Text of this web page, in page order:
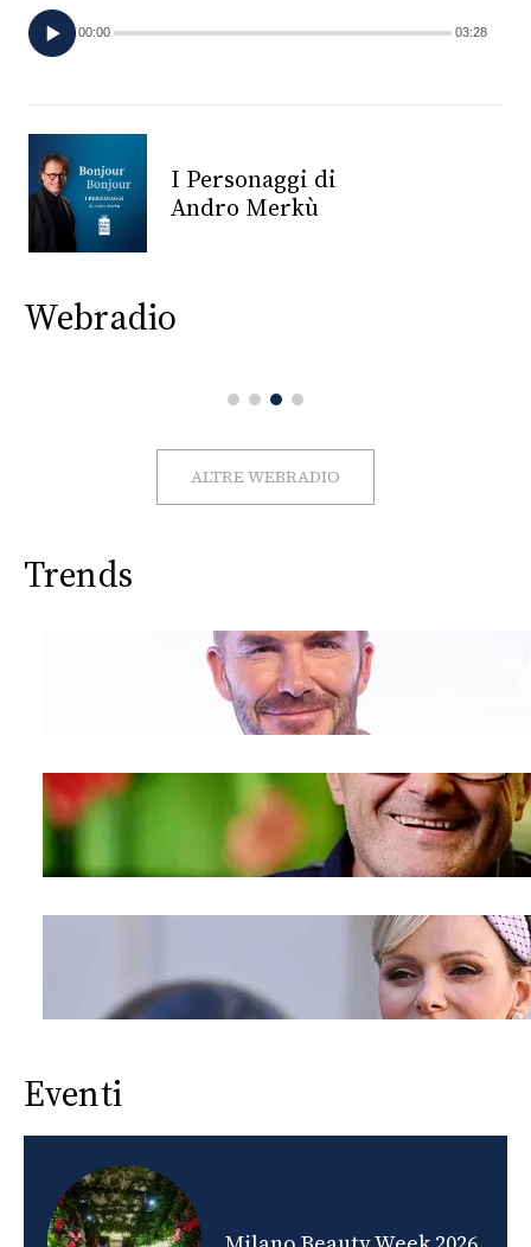
PRINCIPATO
MONACO
RMC
CONSIGLIA
00:00 03:28
I Personaggi di
Andro Merkù
Webradio
ALTRE WEBRADIO
Trends
Eventi